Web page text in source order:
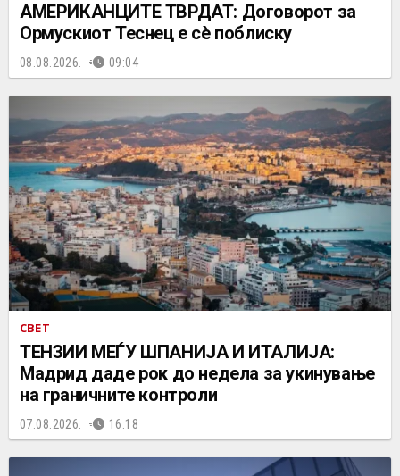
АМЕРИКАНЦИТЕ ТВРДАТ: Договорот за
Ормускиот Теснец е сè поблиску
08.08.2026. 09:04
СВЕТ
ТЕНЗИИ МЕЃУ ШПАНИЈА И ИТАЛИЈА:
Мадрид даде рок до недела за укинување
на граничните контроли
07.08.2026. 16:18